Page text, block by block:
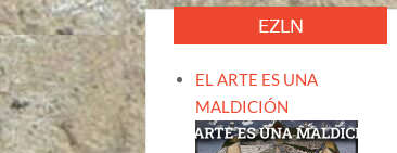
EZLN
EL ARTE ES UNA
MALDICIÓN